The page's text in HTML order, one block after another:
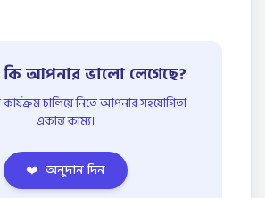
কি আপনার ভালো লেগেছে?
চালিয়ে নিতে আপনার সহযোগিতা
একান্ত কাম্য।
❤️ অনুদান দিন